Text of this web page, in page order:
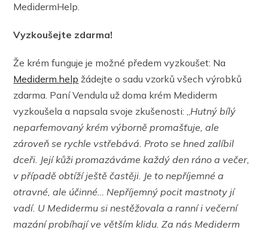
MedidermHelp.
Vyzkoušejte zdarma!
Že krém funguje je možné předem vyzkoušet: Na
Mediderm.help žádejte o sadu vzorků všech výrobků
zdarma. Paní Vendula už doma krém Mediderm
vyzkoušela a napsala svoje zkušenosti: „Hutný bílý
neparfemovaný krém výborně promašťuje, ale
zároveň se rychle vstřebává. Proto se hned zalíbil
dceři. Její kůži promazáváme každý den ráno a večer,
v případě obtíží ještě častěji. Je to nepříjemné a
otravné, ale účinné… Nepříjemný pocit mastnoty jí
vadí. U Medidermu si nestěžovala a ranní i večerní
mazání probíhají ve větším klidu. Za nás Mediderm